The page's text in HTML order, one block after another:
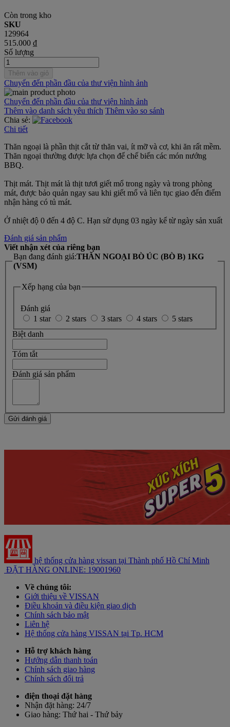
Còn trong kho
SKU
129964
515.000 ₫
Số lượng
Thêm vào giỏ
Chuyển đến phần đầu của thư viện hình ảnh
Chuyển đến phần đầu của thư viện hình ảnh
Thêm vào danh sách yêu thích Thêm vào so sánh
Chia sẻ:
Chi tiết
Thăn ngoại là phần thịt cắt từ thăn vai, ít mỡ và cơ, khi ăn rất mềm.
Thăn ngoại thường được lựa chọn để chế biến các món nướng
BBQ.
Thịt mát. Thịt mát là thịt tươi giết mổ trong ngày và trong phòng
mát, được bảo quản ngay sau khi giết mổ và liên tục giao đến điểm
nhận hàng có tủ mát.
Ở nhiệt độ 0 đến 4 độ C. Hạn sử dụng 03 ngày kể từ ngày sản xuất
Đánh giá sản phẩm
Viết nhận xét của riêng bạn
Bạn đang đánh giá:THĂN NGOẠI BÒ ÚC (BÒ B) 1KG
(VSM)
Xếp hạng của bạn
Đánh giá
1 star
2 stars 3 stars 4 stars
5 stars
Biệt danh
Tóm tắt
Đánh giá sản phẩm
Gửi đánh giá
hệ thống cửa hàng vissan tại Thành phố Hồ Chí Minh
ĐẶT HÀNG ONLINE: 19001960
Về chúng tôi:
Giới thiệu về VISSAN
Điều khoản và điều kiện giao dịch
Chính sách bảo mật
Liên hệ
Hệ thống cửa hàng VISSAN tại Tp. HCM
Hỗ trợ khách hàng
Hướng dẫn thanh toán
Chính sách giao hàng
Chính sách đổi trả
điện thoại đặt hàng
Nhận đặt hàng: 24/7
Giao hàng: Thứ hai - Thứ bảy